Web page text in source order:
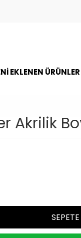
EKLENEN ÜRÜNLER
Akrilik